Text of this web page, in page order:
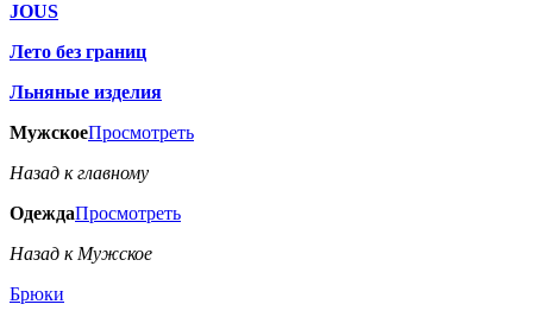
JOUS
Лето без границ
Льняные изделия
МужскоеПросмотреть
Назад к главному
ОдеждаПросмотреть
Назад к Мужское
Брюки